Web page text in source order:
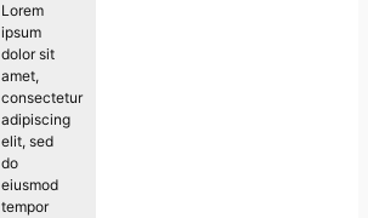
Lorem
ipsum
dolor sit
amet,
consectetur
adipiscing
elit, sed
do
eiusmod
tempor